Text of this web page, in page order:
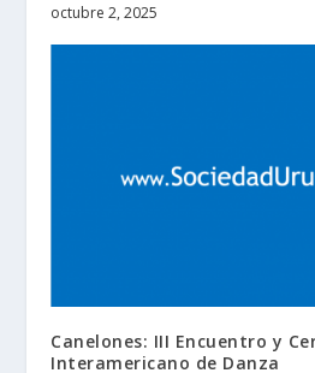
octubre 2, 2025
Canelones: III Encuentro y
Interamericano de Danza